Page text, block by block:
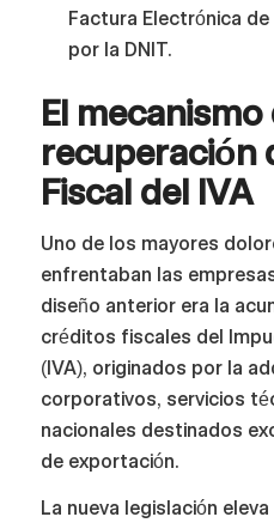
Factura Electrónica
por la DNIT.
El mecanismo
recuperación
Fiscal del IVA
Uno de los mayores
enfrentaban las
diseño anterior era la
créditos fiscales del
(IVA), originados por la
corporativos, servicios
nacionales destinados
de exportación.
La nueva legislación